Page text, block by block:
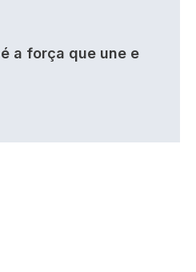
a força que une e